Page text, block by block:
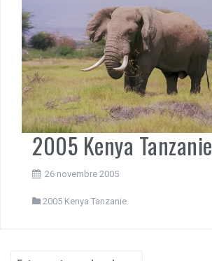
2005 Kenya Tanzanie
26 novembre 2005
2005 Kenya Tanzanie